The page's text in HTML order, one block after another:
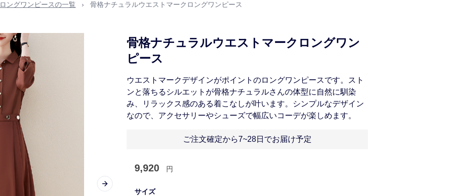
ロングワンピースの一覧 › 骨格ナチュラルウエストマークロングワンピース
Next slide
骨格ナチュラルウエストマークロングワン
ピース
ウエストマークデザインがポイントのロングワンピースです。スト
ンと落ちるシルエットが骨格ナチュラルさんの体型に自然に馴染
み、リラックス感のある着こなしが叶います。シンプルなデザイン
なので、アクセサリーやシューズで幅広いコーデが楽しめます。
ご注文確定から7~28日でお届け予定
9,920 円
サイズ